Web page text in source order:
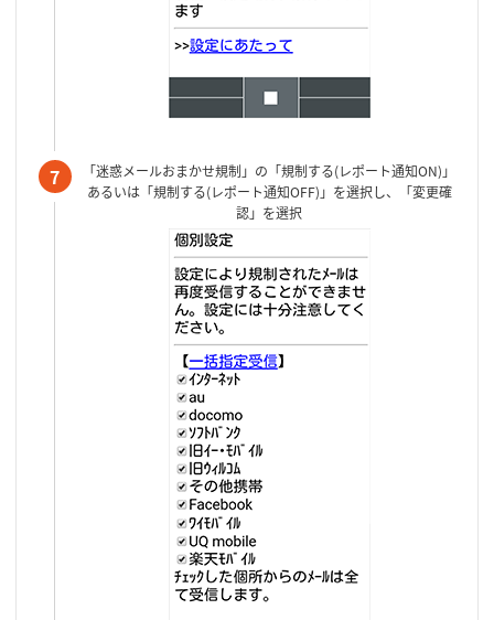
7
「迷惑メールおまかせ規制」の「規制する(レポート通知ON)」
あるいは「規制する(レポート通知OFF)」を選択し、「変更確
認」を選択